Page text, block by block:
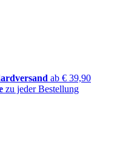
ab € 39,90
zu jeder Bestellung